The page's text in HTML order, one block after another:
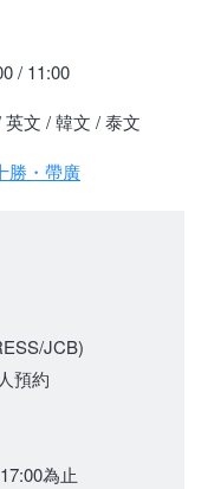
/ 11:00
文 / 韓文 / 泰文
勝・帶廣
JCB)
預約
為止